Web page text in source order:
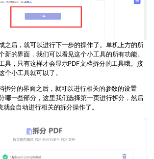
之后，就可以进行下一步的操作了。单机上方的所
新的界面，我们可以看见这个小工具的所有功能。
具，只有这样才会显示PDF文档拆分的工具哦。接
个小工具就可以了。
拆分的界面之后，就可以进行相关的参数的设置
哪一些部分，这里我们选择第一页进行拆分，然后
就会自动进行相关的拆分操作了。